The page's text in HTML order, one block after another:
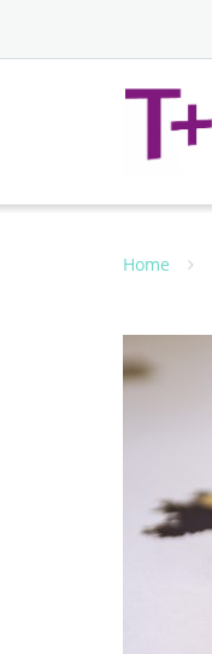
Home